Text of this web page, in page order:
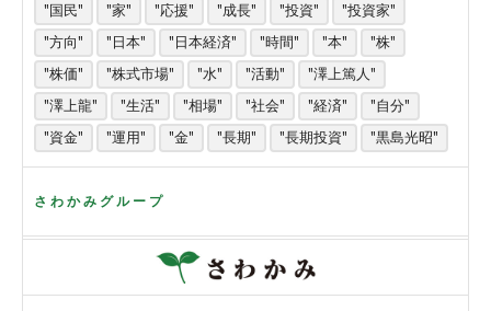
"国民"
"家" "応援" "成長" "投資"
"投資家"
"方向"
"日本" "日本経済" "時間" "本"
"株"
"株価"
"株式市場" "水" "活動"
"澤上篤人"
"澤上龍"
"生活" "相場" "社会" "経済"
"自分"
"資金"
"運用" "金" "長期" "長期投資" "黒島光昭"
さわかみグループ